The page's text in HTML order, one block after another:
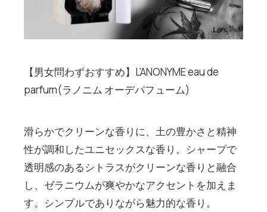
【男女問わずおすすめ】L'ANONYME eau de
parfum(ラノニム オーデパフューム)
滑らかでクリーンな香りに、土の豊かさと精神
性が調和したユニセックスな香り。シャープで
透明感のあるシトラスがクリーンな香りと融合
し、ゼラニウムが爽やかなアクセントを加えま
す。シンプルでありながら魅力的な香り。